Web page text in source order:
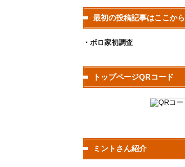
最初の投稿記事はここから
・ボロ家初調査
トップページQRコード
ミントさん紹介